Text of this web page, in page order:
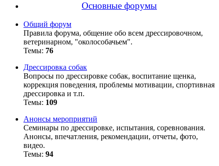
Основные форумы
Общий форум
Правила форума, общение обо всем дрессировочном,
ветеринарном, "околособачьем".
Темы: 76
Дрессировка собак
Вопросы по дрессировке собак, воспитание щенка,
коррекция поведения, проблемы мотивации, спортивная
дрессировка и т.п.
Темы: 109
Анонсы мероприятий
Семинары по дрессировке, испытания, соревнования.
Анонсы, впечатления, рекомендации, отчеты, фото,
видео.
Темы: 94